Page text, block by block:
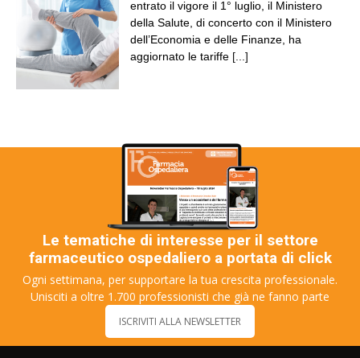
entrato il vigore il 1° luglio, il Ministero
della Salute, di concerto con il Ministero
dell’Economia e delle Finanze, ha
aggiornato le tariffe [...]
Le tematiche di interesse per il settore
farmaceutico ospedaliero a portata di click
Ogni settimana, per supportare la tua crescita professionale.
Unisciti a oltre 1.700 professionisti che già ne fanno parte
ISCRIVITI ALLA NEWSLETTER